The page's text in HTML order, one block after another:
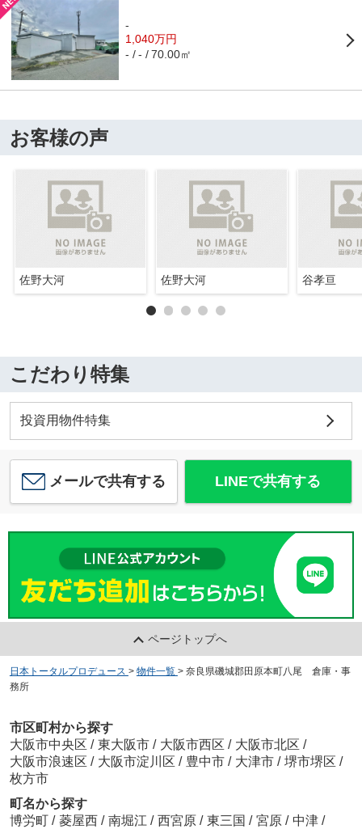
-
1,040万円
- - 70.00㎡
お客様の声
佐野大河 佐野大河 谷孝亘
こだわり特集
投資用物件特集
メールで共有する LINEで共有する
ページトップへ
日本トータルプロデュース > 物件一覧 > 奈良県磯城郡田原本町八尾 倉庫・事
務所
市区町村から探す
大阪市中央区 / 東大阪市 / 大阪市西区 / 大阪市北区 /
大阪市浪速区 / 大阪市淀川区 / 豊中市 / 大津市 / 堺市堺区 /
枚方市
町名から探す
博労町 / 菱屋西 / 南堀江 / 西宮原 / 東三国 / 宮原 / 中津 /